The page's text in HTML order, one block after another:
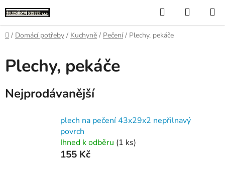
na
obsah
Hledat
KOŠÍK
Domů
/ Domácí potřeby / Kuchyně / Pečení / Plechy, pekáče
Plechy, pekáče
Nejprodávanější
plech na pečení 43x29x2 nepřilnavý
povrch
Ihned k odběru (1 ks)
155 Kč